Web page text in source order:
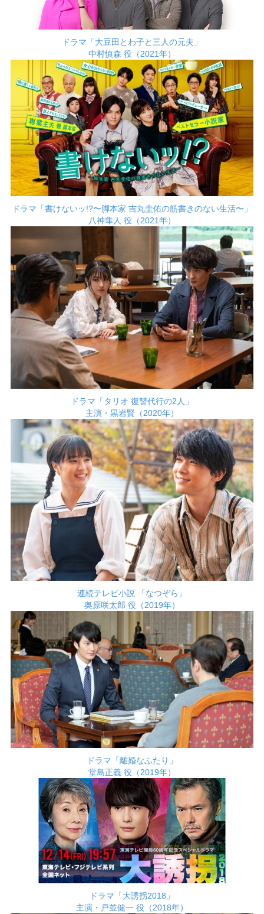
ドラマ「大豆田とわ子と三人の元夫」
中村慎森 役（2021年）
ドラマ「書けないッ!?〜脚本家 吉丸圭佑の筋書きのない生活〜」
八神隼人 役（2021年）
ドラマ「タリオ 復讐代行の2人」
主演・黒岩賢（2020年）
連続テレビ小説 「なつぞら」
奥原咲太郎 役（2019年）
ドラマ「離婚なふたり」
堂島正義 役（2019年）
ドラマ「大誘拐2018」
主演・戸並健一 役（2018年）